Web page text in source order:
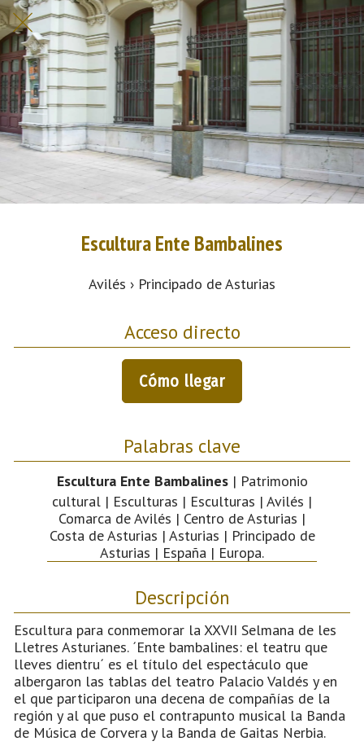
Escultura Ente Bambalines
Avilés › Principado de Asturias
Acceso directo
Cómo llegar
Palabras clave
Escultura Ente Bambalines| Patrimonio
cultural | Esculturas | Esculturas | Avilés |
Comarca de Avilés | Centro de Asturias |
Costa de Asturias | Asturias | Principado de
Asturias | España | Europa.
Descripción
Escultura para conmemorar la XXVII Selmana de les
Lletres Asturianes. ´Ente bambalines: el teatru que
lleves dientru´ es el título del espectáculo que
albergaron las tablas del teatro Palacio Valdés y en
el que participaron una decena de compañías de la
región y al que puso el contrapunto musical la Banda
de Música de Corvera y la Banda de Gaitas Nerbia.